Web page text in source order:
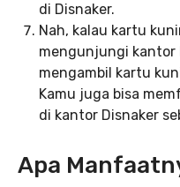
di Disnaker.
Nah, kalau kartu
mengunjungi kantor
mengambil kartu
Kamu juga bisa
di kantor Disnaker
Apa